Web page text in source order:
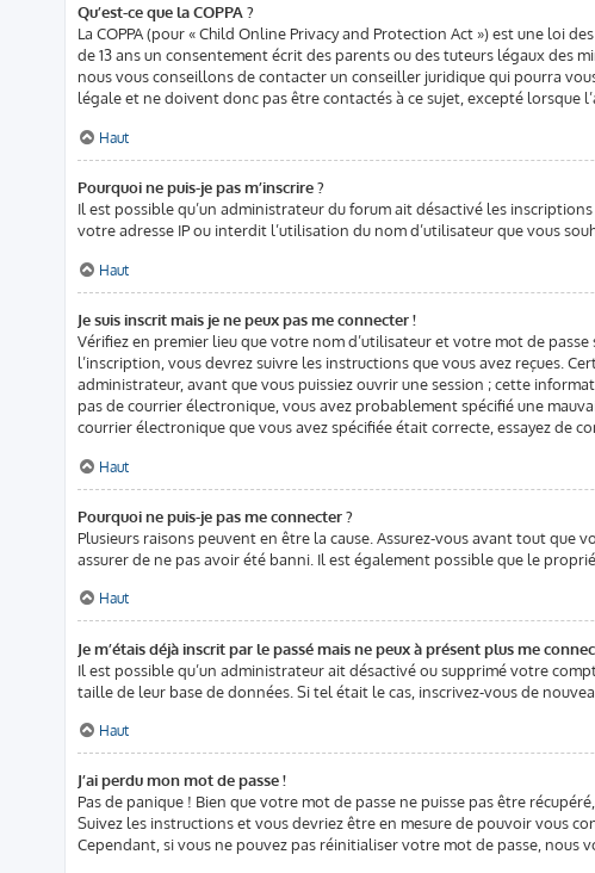
Qu’est-ce que la COPPA ?
La COPPA (pour « Child Online Privacy and Protection Act ») est une loi
de 13 ans un consentement écrit des parents ou des tuteurs légaux des
nous vous conseillons de contacter un conseiller juridique qui pourra
légale et ne doivent donc pas être contactés à ce sujet, excepté lorsque
Haut
Pourquoi ne puis-je pas m’inscrire ?
Il est possible qu’un administrateur du forum ait désactivé les
votre adresse IP ou interdit l’utilisation du nom d’utilisateur que vous
Haut
Je suis inscrit mais je ne peux pas me connecter !
Vérifiez en premier lieu que votre nom d’utilisateur et votre mot de
l’inscription, vous devrez suivre les instructions que vous avez reçues.
administrateur, avant que vous puissiez ouvrir une session ; cette
pas de courrier électronique, vous avez probablement spécifié une
courrier électronique que vous avez spécifiée était correcte, essayez de
Haut
Pourquoi ne puis-je pas me connecter ?
Plusieurs raisons peuvent en être la cause. Assurez-vous avant tout
assurer de ne pas avoir été banni. Il est également possible que le
Haut
Je m’étais déjà inscrit par le passé mais ne peux à présent plus me
Il est possible qu’un administrateur ait désactivé ou supprimé votre
taille de leur base de données. Si tel était le cas, inscrivez-vous de
Haut
J’ai perdu mon mot de passe !
Pas de panique ! Bien que votre mot de passe ne puisse pas être
Suivez les instructions et vous devriez être en mesure de pouvoir vous
Cependant, si vous ne pouvez pas réinitialiser votre mot de passe, nous